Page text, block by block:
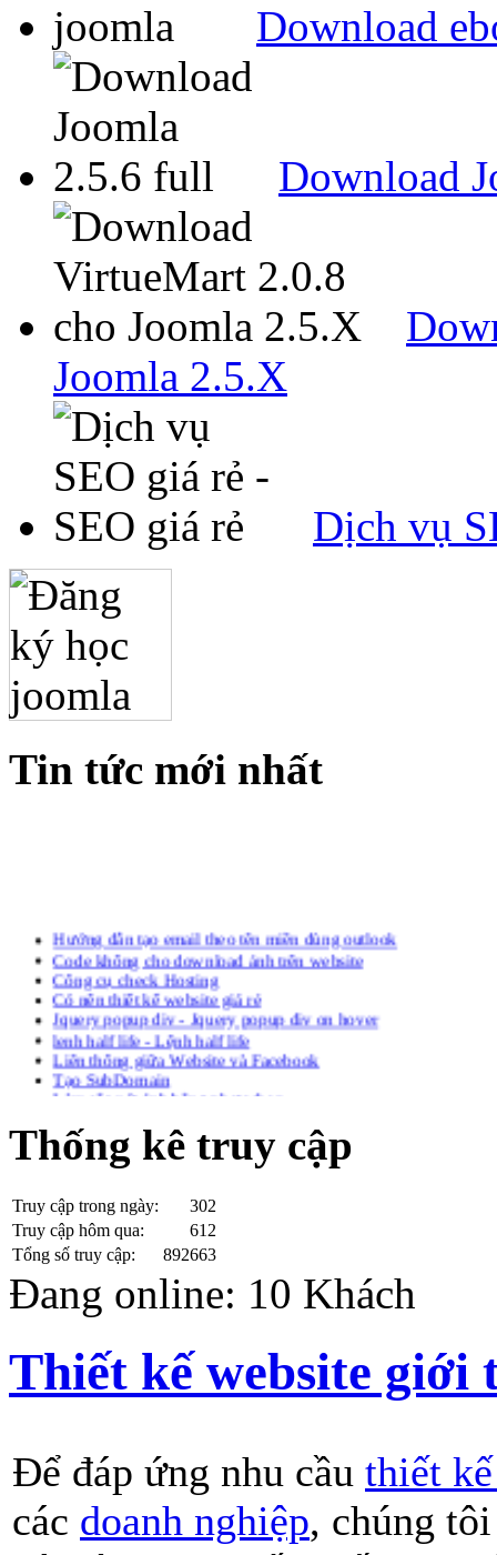
Download
Download
Joomla 2.5.X
Dịch vụ
Tin tức mới nhất
Code không cho download ảnh trên website
Công cụ check Hosting
Có nên thiết kế website giá rẻ
Jquery popup div - Jquery popup div on hover
lenh half life - Lệnh half life
Liên thông giữa Website và Facebook
Tạo SubDomain
Làm sắc nét ảnh bằng photoshop
max-width width table in chrome
Trang web Ác ý Đã biết!
Xuất file .ico với Photoshop
![CDATA[
Lưu ký tự đặc biệt vào Database với PHP
Không sạc được Pin Laptop
Download ngôn ngữ Tiếng Việt cho Joomla 2.5 Full
Các phép biến đổi định dạng số trong PHP
Hiệu ứng chạy cuộn tin tức với jquery
Thống kê truy cập
Truy cập trong ngày:
302
Truy cập hôm qua:
612
Tổng số truy cập:
892663
Đang online: 10 Khách
Thiết kế website giới
Để đáp ứng nhu cầu thiết
các doanh nghiệp, chúng